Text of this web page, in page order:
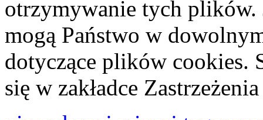
otrzymywanie tych plików.
mogą Państwo w
dotyczące plików cookies.
się w zakładce